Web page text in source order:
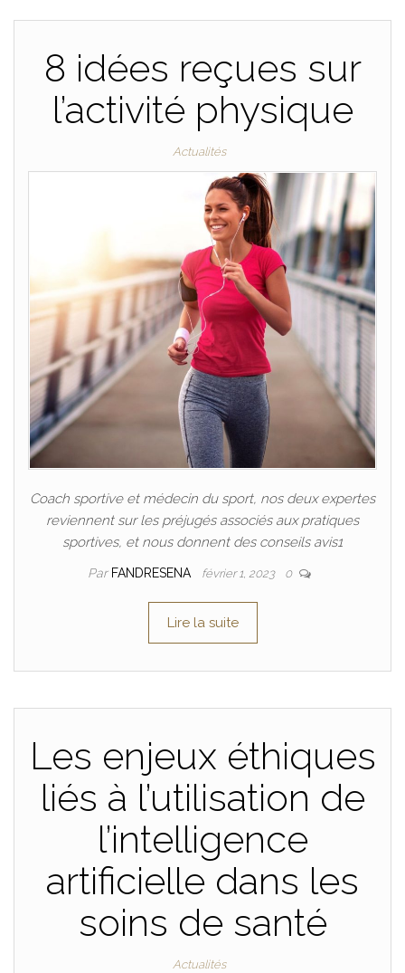
8 idées reçues sur
l’activité physique
Actualités
Coach sportive et médecin du sport, nos deux expertes
reviennent sur les préjugés associés aux pratiques
sportives, et nous donnent des conseils avis1
Par FANDRESENA février 1, 2023 0
Lire la suite
Les enjeux éthiques
liés à l’utilisation de
l’intelligence
artificielle dans les
soins de santé
Actualités